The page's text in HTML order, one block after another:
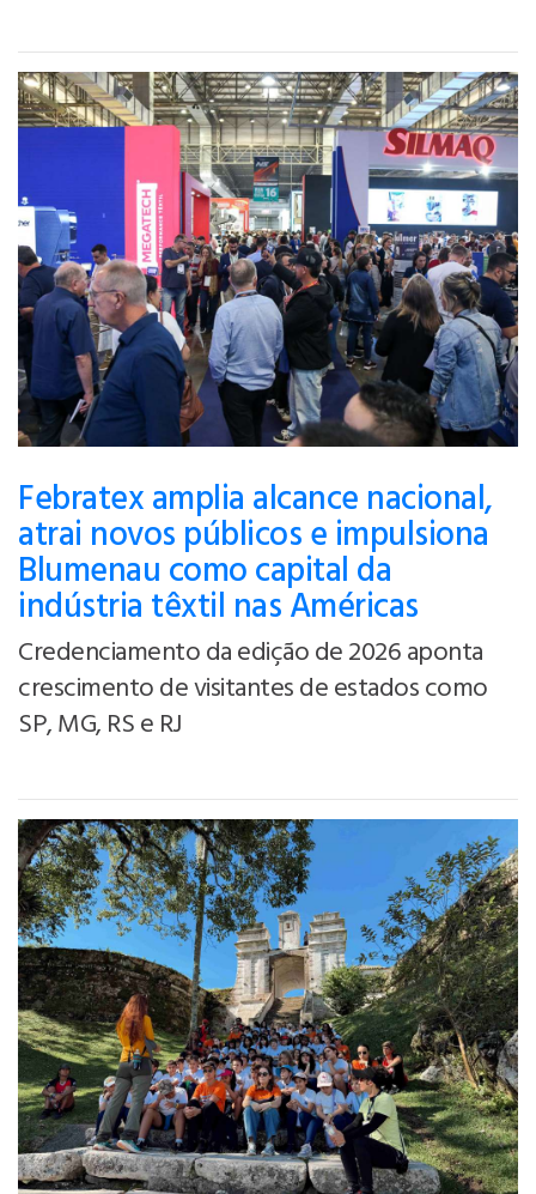
Febratex amplia alcance nacional,
atrai novos públicos e impulsiona
Blumenau como capital da
indústria têxtil nas Américas
Credenciamento da edição de 2026 aponta
crescimento de visitantes de estados como
SP, MG, RS e RJ